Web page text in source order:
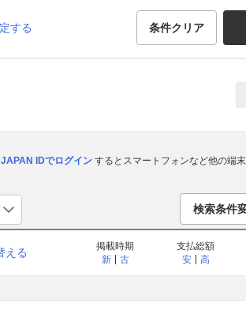
する 条件クリア
IDでログインするとスマートフォンなど他の端
検索条件
える
掲載時期
新
古
支払総額
安
高